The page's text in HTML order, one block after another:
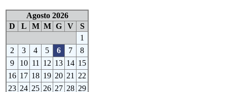
Agosto 2026
D
L M M G V
S
1
2
3 4 5 6 7
8
9
10 11 12 13 14 15
16 17 18 19 20 21
22
23 24 25 26 27 28 29